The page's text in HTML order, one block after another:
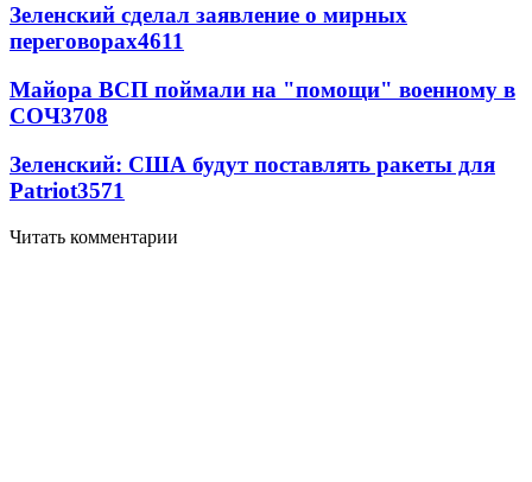
Зеленский сделал заявление о мирных
переговорах4611
Майора ВСП поймали на "помощи" военному в
СОЧ3708
Зеленский: США будут поставлять ракеты для
Patriot3571
Читать комментарии